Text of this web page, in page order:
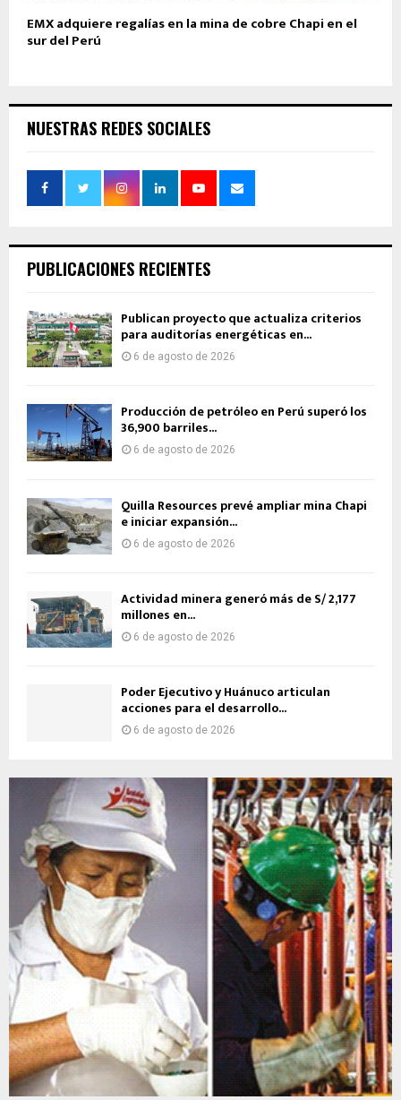
EMX adquiere regalías en la mina de cobre Chapi en el
sur del Perú
NUESTRAS REDES SOCIALES
PUBLICACIONES RECIENTES
Publican proyecto que actualiza criterios
para auditorías energéticas en...
6 de agosto de 2026
Producción de petróleo en Perú superó los
36,900 barriles...
6 de agosto de 2026
Quilla Resources prevé ampliar mina Chapi
e iniciar expansión...
6 de agosto de 2026
Actividad minera generó más de S/ 2,177
millones en...
6 de agosto de 2026
Poder Ejecutivo y Huánuco articulan
acciones para el desarrollo...
6 de agosto de 2026